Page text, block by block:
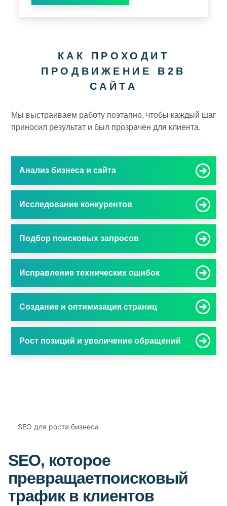
КАК ПРОХОДИТ
ПРОДВИЖЕНИЕ B2B
САЙТА
Мы выстраиваем работу поэтапно, чтобы каждый шаг
приносил результат и был прозрачен для клиента.
Анализ бизнеса и сайта
Исследование конкурентов
Подбор поисковых запросов
Исправление технических ошибок
Создание и оптимизация страниц
Рост позиций и увеличение обращений
SEO для роста бизнеса
SEO, которое
превращаетпоисковый
трафик в клиентов